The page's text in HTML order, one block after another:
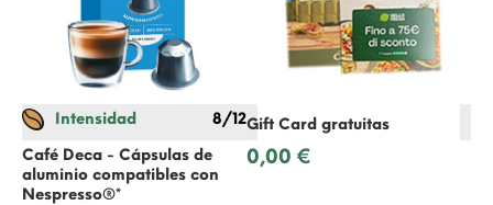
Intensidad
8/12
Café Deca - Cápsulas de
aluminio compatibles con
Nespresso®*
Gift Card gratuitas
0,00 €